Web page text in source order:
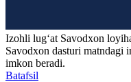
Izohli lugʻat Savodxon
Savodxon dasturi matndagi
imkon beradi.
Batafsil